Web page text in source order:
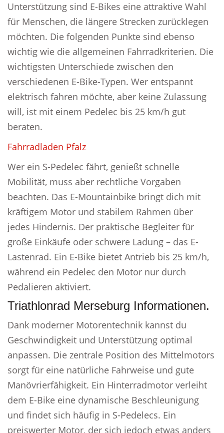
Unterstützung sind E-Bikes eine attraktive Wahl
für Menschen, die längere Strecken zurücklegen
möchten. Die folgenden Punkte sind ebenso
wichtig wie die allgemeinen Fahrradkriterien. Die
wichtigsten Unterschiede zwischen den
verschiedenen E-Bike-Typen. Wer entspannt
elektrisch fahren möchte, aber keine Zulassung
will, ist mit einem Pedelec bis 25 km/h gut
beraten.
Fahrradladen Pfalz
Wer ein S-Pedelec fährt, genießt schnelle
Mobilität, muss aber rechtliche Vorgaben
beachten. Das E-Mountainbike bringt dich mit
kräftigem Motor und stabilem Rahmen über
jedes Hindernis. Der praktische Begleiter für
große Einkäufe oder schwere Ladung – das E-
Lastenrad. Ein E-Bike bietet Antrieb bis 25 km/h,
während ein Pedelec den Motor nur durch
Pedalieren aktiviert.
Triathlonrad Merseburg Informationen.
Dank moderner Motorentechnik kannst du
Geschwindigkeit und Unterstützung optimal
anpassen. Die zentrale Position des Mittelmotors
sorgt für eine natürliche Fahrweise und gute
Manövrierfähigkeit. Ein Hinterradmotor verleiht
dem E-Bike eine dynamische Beschleunigung
und findet sich häufig in S-Pedelecs. Ein
preiswerter Motor, der sich jedoch etwas anders